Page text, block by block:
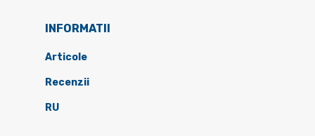
INFORMATII
Articole
Recenzii
RU